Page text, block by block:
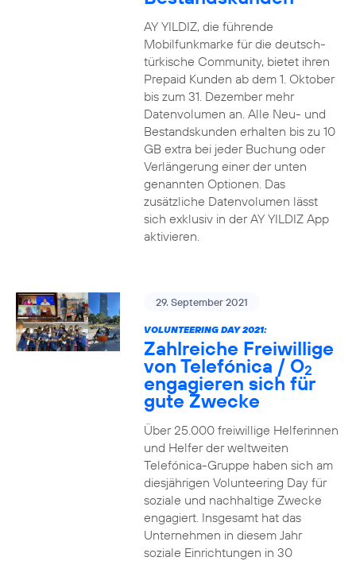
AY YILDIZ, die führende
Mobilfunkmarke für die deutsch-
türkische Community, bietet ihren
Prepaid Kunden ab dem 1. Oktober
bis zum 31. Dezember mehr
Datenvolumen an. Alle Neu- und
Bestandskunden erhalten bis zu 10
GB extra bei jeder Buchung oder
Verlängerung einer der unten
genannten Optionen. Das
zusätzliche Datenvolumen lässt
sich exklusiv in der AY YILDIZ App
aktivieren.
29. September 2021
VOLUNTEERING DAY 2021:
Zahlreiche Freiwillige
von Telefónica / O2
engagieren sich für
gute Zwecke
Über 25.000 freiwillige Helferinnen
und Helfer der weltweiten
Telefónica-Gruppe haben sich am
diesjährigen Volunteering Day für
soziale und nachhaltige Zwecke
engagiert. Insgesamt hat das
Unternehmen in diesem Jahr
soziale Einrichtungen in 30